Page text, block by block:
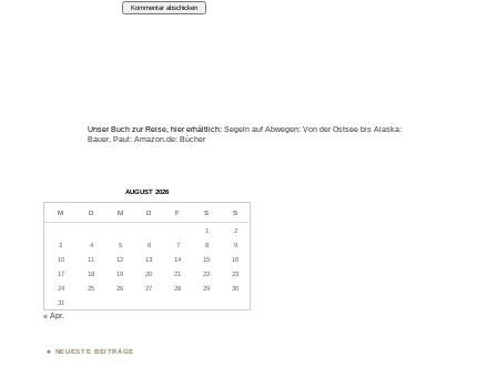
Unser Buch zur Reise, hier erhältlich:Segeln auf Abwegen: Von der Ostsee bis Alaska:
Bauer, Paul: Amazon.de: Bücher
AUGUST 2026
M D M D F S S
1
2
3
4 5 6 7 8
9
10
11 12 13 14 15
16
17
18 19 20 21 22
23
24
25 26 27 28 29
30
31
« Apr.
NEUESTE BEITRÄGE